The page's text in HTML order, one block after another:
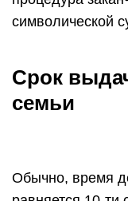
символической
Срок
семьи
Обычно, время